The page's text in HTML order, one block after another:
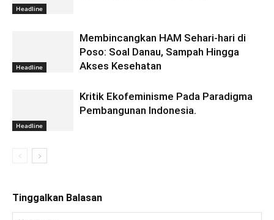
Headline
Headline
Membincangkan HAM Sehari-hari di
Poso: Soal Danau, Sampah Hingga
Akses Kesehatan
Headline
Kritik Ekofeminisme Pada Paradigma
Pembangunan Indonesia.
Tinggalkan Balasan